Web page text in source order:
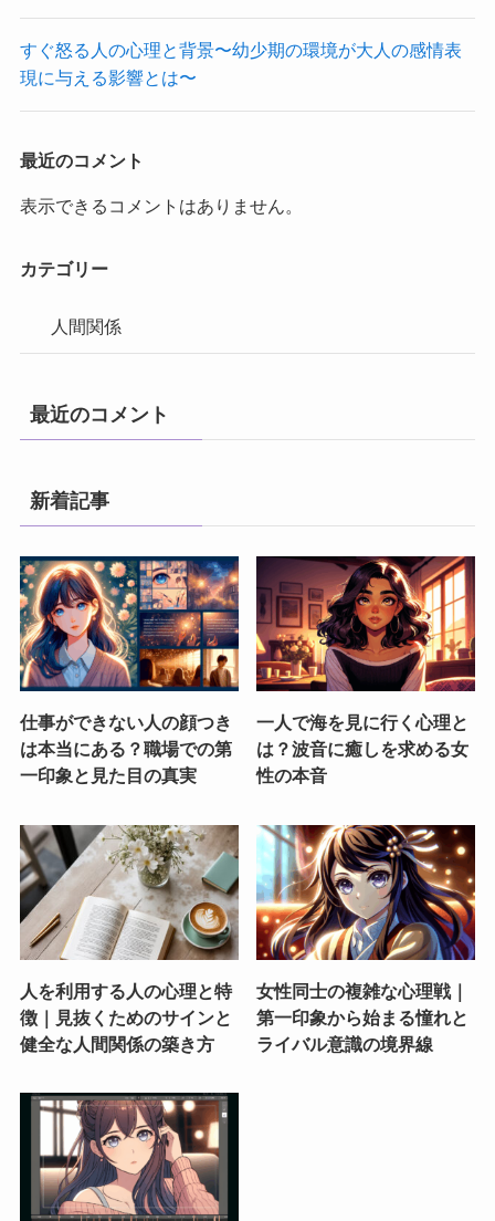
すぐ怒る人の心理と背景〜幼少期の環境が大人の感情表
現に与える影響とは〜
最近のコメント
表示できるコメントはありません。
カテゴリー
人間関係
最近のコメント
新着記事
仕事ができない人の顔つき
は本当にある？職場での第
一印象と見た目の真実
一人で海を見に行く心理と
は？波音に癒しを求める女
性の本音
人を利用する人の心理と特
徴｜見抜くためのサインと
健全な人間関係の築き方
女性同士の複雑な心理戦｜
第一印象から始まる憧れと
ライバル意識の境界線